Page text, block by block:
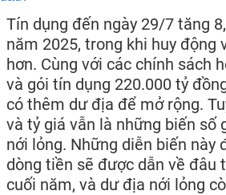
Tín dụng đến ngày 29/7 tăng
năm 2025, trong khi huy động
hơn. Cùng với các chính sách
và gói tín dụng 220.000 tỷ
có thêm dư địa để mở rộng.
và tỷ giá vẫn là những biến số
nới lỏng. Những diễn biến này
dòng tiền sẽ được dẫn về đâu
cuối năm, và dư địa nới lỏng